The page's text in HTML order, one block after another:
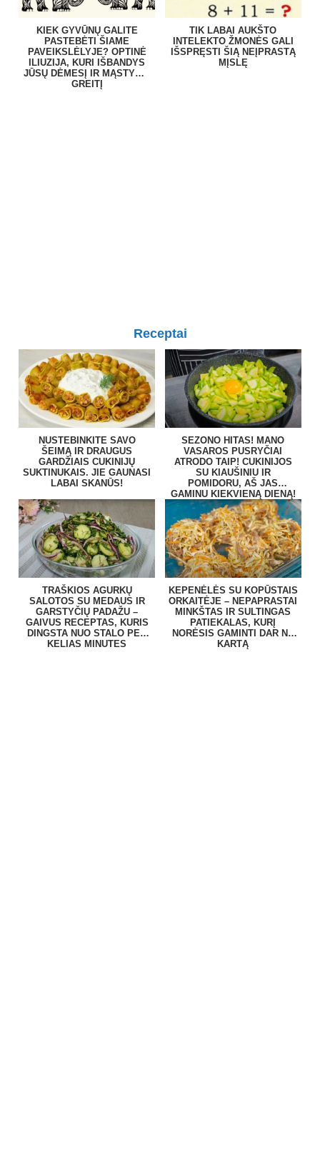
KIEK GYVŪNŲ GALITE
PASTEBĖTI ŠIAME
PAVEIKSLĖLYJE? OPTINĖ
ILIUZIJA, KURI IŠBANDYS
JŪSŲ DĖMESĮ IR MĄSTYMO
GREITĮ
TIK LABAI AUKŠTO
INTELEKTO ŽMONĖS GALI
IŠSPRĘSTI ŠIĄ NEĮPRASTĄ
MĮSLĘ
Receptai
NUSTEBINKITE SAVO
ŠEIMĄ IR DRAUGUS
GARDŽIAIS CUKINIJŲ
SUKTINUKAIS. JIE GAUNASI
LABAI SKANŪS!
SEZONO HITAS! MANO
VASAROS PUSRYČIAI
ATRODO TAIP! CUKINIJOS
SU KIAUŠINIU IR
POMIDORU, AŠ JAS
GAMINU KIEKVIENĄ DIENĄ!
TRAŠKIOS AGURKŲ
SALOTOS SU MEDAUS IR
GARSTYČIŲ PADAŽU –
GAIVUS RECEPTAS, KURIS
DINGSTA NUO STALO PER
KELIAS MINUTES
KEPENĖLĖS SU KOPŪSTAIS
ORKAITĖJE – NEPAPRASTAI
MINKŠTAS IR SULTINGAS
PATIEKALAS, KURĮ
NORĖSIS GAMINTI DAR NE
KARTĄ